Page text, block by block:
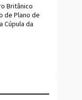
Britânico
de Plano de
Cúpula da